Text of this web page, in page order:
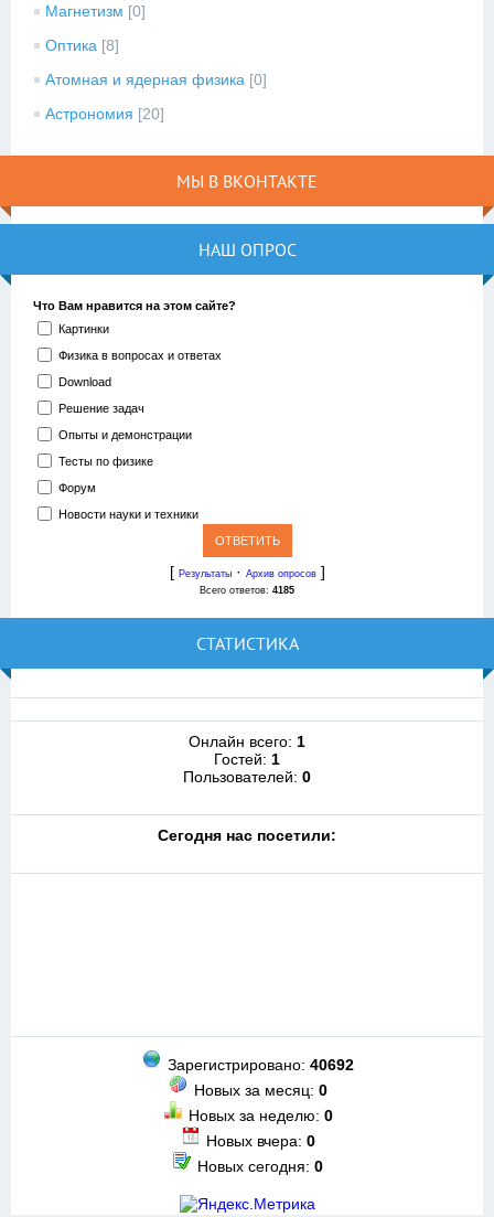
Магнетизм [0]
Оптика [8]
Атомная и ядерная физика [0]
Астрономия [20]
МЫ В ВКОНТАКТЕ
НАШ ОПРОС
Что Вам нравится на этом сайте?
Картинки
Физика в вопросах и ответах
Download
Решение задач
Опыты и демонстрации
Тесты по физике
Форум
Новости науки и техники
[ Результаты· Архив опросов]
Всего ответов: 4185
СТАТИСТИКА
Онлайн всего: 1
Гостей: 1
Пользователей: 0
Cегодня нас посетили:
Зарегистрировано: 40692
Новых за месяц: 0
Новых за неделю: 0
Новых вчера: 0
Новых сегодня: 0